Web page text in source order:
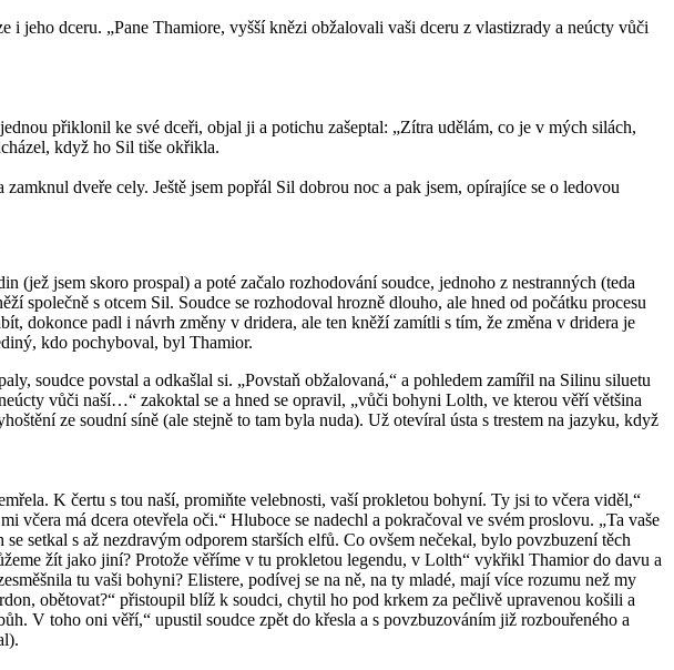
dceru. „Pane Thamiore, vyšší knězi obžalovali vaši dceru z vlastizrady a neúcty vůči
přiklonil ke své dceři, objal ji a potichu zašeptal: „Zítra udělám, co je v mých silách,
když ho Sil tiše okřikla.
dveře cely. Ještě jsem popřál Sil dobrou noc a pak jsem, opírajíce se o ledovou
jsem skoro prospal) a poté začalo rozhodování soudce, jednoho z nestranných (teda
společně s otcem Sil. Soudce se rozhodoval hrozně dlouho, ale hned od počátku procesu
dokonce padl i návrh změny v dridera, ale ten kněží zamítli s tím, že změna v dridera je
kdo pochyboval, byl Thamior.
soudce povstal a odkašlal si. „Povstaň obžalovaná,“ a pohledem zamířil na Silinu siluetu
vůči naší…“ zakoktal se a hned se opravil, „vůči bohyni Lolth, ve kterou věří většina
ze soudní síně (ale stejně to tam byla nuda). Už otevíral ústa s trestem na jazyku, když
K čertu s tou naší, promiňte velebnosti, vaší prokletou bohyní. Ty jsi to včera viděl,“
má dcera otevřela oči.“ Hluboce se nadechl a pokračoval ve svém proslovu. „Ta vaše
setkal s až nezdravým odporem starších elfů. Co ovšem nečekal, bylo povzbuzení těch
žít jako jiní? Protože věříme v tu prokletou legendu, v Lolth“ vykřikl Thamior do davu a
tu vaši bohyni? Elistere, podívej se na ně, na ty mladé, mají více rozumu než my
obětovat?“ přistoupil blíž k soudci, chytil ho pod krkem za pečlivě upravenou košili a
V toho oni věří,“ upustil soudce zpět do křesla a s povzbuzováním již rozbouřeného a